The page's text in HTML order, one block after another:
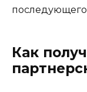
Как